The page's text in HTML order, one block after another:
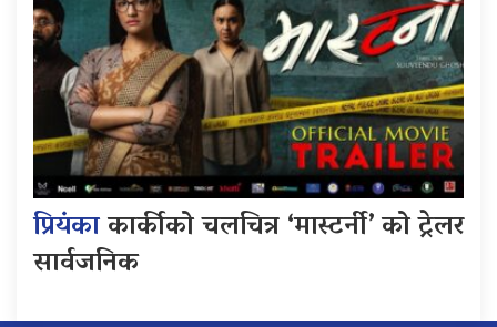
प्रियंकाकार्कीको चलचित्र ‘मास्टर्नी’ को ट्रेलर
सार्वजनिक